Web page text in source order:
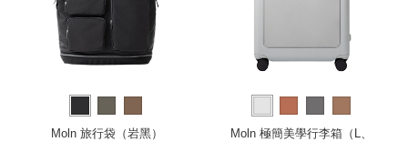
Moln 旅行袋（岩黑）
Moln 極簡美學行李箱（L、